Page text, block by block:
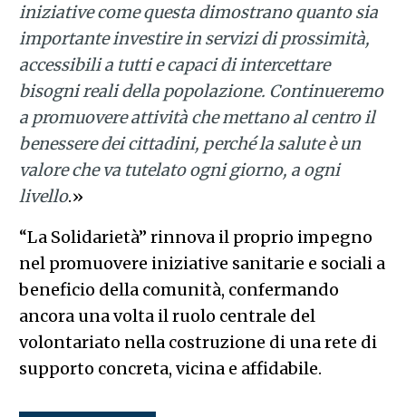
iniziative come questa dimostrano quanto sia
importante investire in servizi di prossimità,
accessibili a tutti e capaci di intercettare
bisogni reali della popolazione. Continueremo
a promuovere attività che mettano al centro il
benessere dei cittadini, perché la salute è un
valore che va tutelato ogni giorno, a ogni
livello.»
“La Solidarietà” rinnova il proprio impegno
nel promuovere iniziative sanitarie e sociali a
beneficio della comunità, confermando
ancora una volta il ruolo centrale del
volontariato nella costruzione di una rete di
supporto concreta, vicina e affidabile.